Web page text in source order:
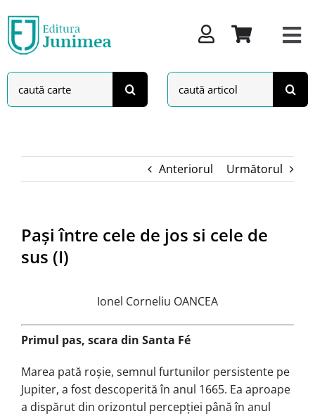
to
content
Search
for:
Search
for:
Anteriorul Următorul
Paşi între cele de jos si cele de
sus (I)
Ionel Corneliu OANCEA
Primul pas, scara din Santa Fé
Marea pată roșie, semnul furtu­nilor persistente pe
Jupiter, a fost descoperită în anul 1665. Ea aproape
a dispărut din orizontul percepției până în anul